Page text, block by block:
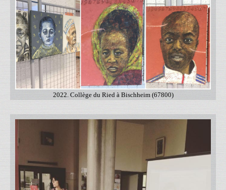
2022. Collège du Ried à Bischheim (67800)